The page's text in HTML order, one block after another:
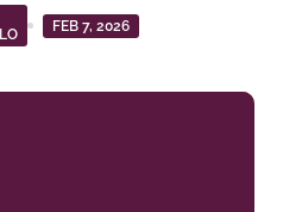
FEB 7, 2026